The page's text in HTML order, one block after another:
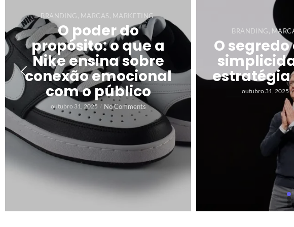
BRANDING, MARCAS, MARKETING
O poder do
propósito: o que a
Nike ensina sobre
conexão emocional
com o público
outubro 31, 2025 / No Comments
BRANDING,
O
estratégia
outubro 31, 2025 /